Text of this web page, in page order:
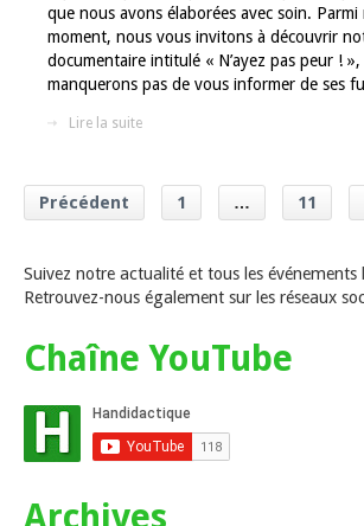
que nous avons élaborées avec soin.
moment, nous vous invitons à découvrir
documentaire intitulé « N’ayez pas peur !
manquerons pas de vous informer de ses
Lire la suite
Précédent 1 … 11
Suivez notre actualité et tous les événements
Retrouvez-nous également sur les réseaux
Chaîne YouTube
Archives